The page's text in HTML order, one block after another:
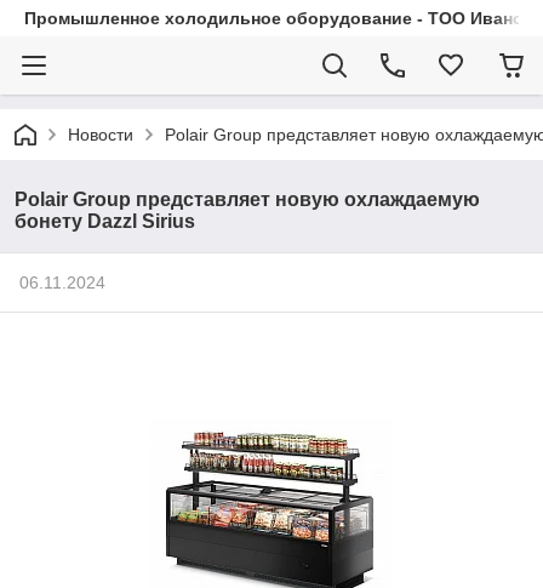
Промышленное холодильное оборудование - ТОО
Новости Polair Group представляет новую
Polair Group представляет новую охлаждаемую
бонету Dazzl Sirius
06.11.2024